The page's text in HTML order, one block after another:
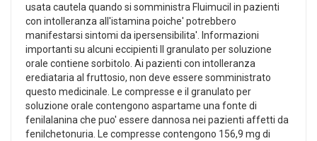
usata cautela quando si somministra Fluimucil in pazienti
con intolleranza all'istamina poiche' potrebbero
manifestarsi sintomi da ipersensibilita'. Informazioni
importanti su alcuni eccipienti Il granulato per soluzione
orale contiene sorbitolo. Ai pazienti con intolleranza
erediataria al fruttosio, non deve essere somministrato
questo medicinale. Le compresse e il granulato per
soluzione orale contengono aspartame una fonte di
fenilalanina che puo' essere dannosa nei pazienti affetti da
fenilchetonuria. Le compresse contengono 156,9 mg di